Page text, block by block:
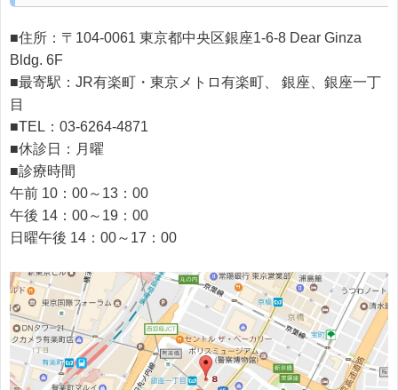
■住所：〒104-0061 東京都中央区銀座1-6-8 Dear Ginza
Bldg. 6F
■最寄駅：JR有楽町・東京メトロ有楽町、 銀座、銀座一丁
目
■TEL：03-6264-4871
■休診日：月曜
■診療時間
午前 10：00～13：00
午後 14：00～19：00
日曜午後 14：00～17：00